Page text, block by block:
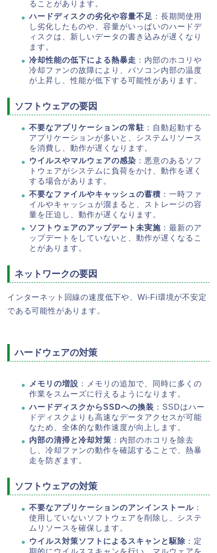
ることがあります。
ハードディスクの劣化や容量不足 ：長期間使用
し劣化したものや、容量がいっぱいのハードデ
ィスクは、新しいデータの書き込みが遅くなり
ます。
冷却性能の低下による熱暴走 ：内部のホコリや
冷却ファンの故障により、パソコン内部の温度
が上昇し、性能が低下する可能性があります。
ソフトウェアの要因
不要なアプリケーションの常駐 ：自動起動する
アプリケーションが多いと、システムリソース
を消費し、動作が遅くなります。
ウイルスやマルウェアの感染 ：悪意のあるソフ
トウェアがシステムに負荷をかけ、動作を遅く
する場合があります。
不要なファイルやキャッシュの蓄積 ：一時ファ
イルやキャッシュが溜まると、ストレージの容
量を圧迫し、動作が遅くなります。
ソフトウェアのアップデート未実施 ：最新のア
ップデートをしていないと、動作が遅くなるこ
とがあります。
ネットワークの要因
インターネット回線の速度低下や、Wi-Fi環境が不安定
である可能性があります。
ハードウェアの対策
メモリの増設 ：メモリの追加で、同時に多くの
作業をスムーズに行えるようになります。
ハードディスクからSSDへの換装 ：SSDはハー
ドディスクよりも高速なデータアクセスが可能
なため、全体的な動作速度が向上します。
内部の清掃と冷却対策 ：内部のホコリを除去
し、冷却ファンの動作を確認することで、熱暴
走を防ぎます。
ソフトウェアの対策
不要なアプリケーションのアンインストール ：
使用していないソフトウェアを削除し、システ
ムリソースを確保します。
ウイルス対策ソフトによるスキャンと駆除 ：定
期的にウイルススキャンを行い、マルウェアを